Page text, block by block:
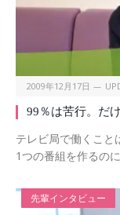
2009年12月17日
99％は苦行。だ
テレビ局で働くこと
1つの番組を作るの
先輩インタビュー